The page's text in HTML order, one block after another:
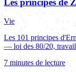
Les principes de
Vie
Les 101 principes
— loi des 80/20,
7 minutes de lecture